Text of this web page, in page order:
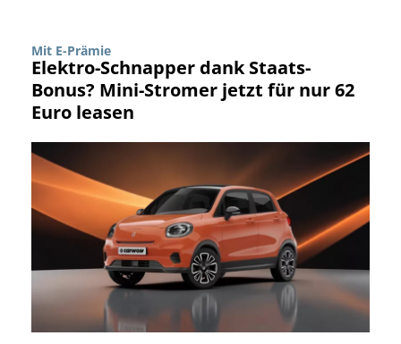
Mit E-Prämie
Elektro-Schnapper dank Staats-
Bonus? Mini-Stromer jetzt für nur 62
Euro leasen